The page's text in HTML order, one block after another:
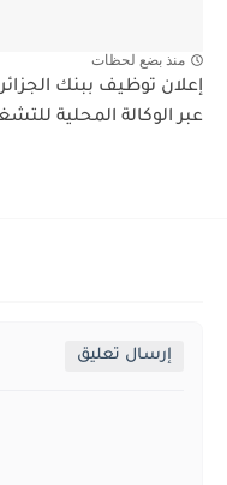
منذ بضع لحظات
إعلان توظيف ببنك
عبر الوكالة المحلية
إرسال تعليق